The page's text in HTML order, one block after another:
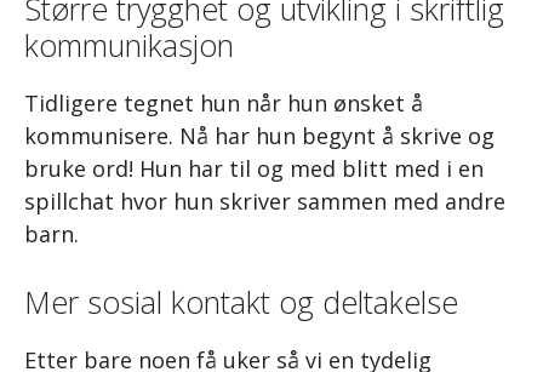
kommunikasjon
Tidligere tegnet hun når hun ønsket å
kommunisere. Nå har hun begynt å skrive og
bruke ord! Hun har til og med blitt med i en
spillchat hvor hun skriver sammen med andre
barn.
Mer sosial kontakt og deltakelse
Etter bare noen få uker så vi en tydelig